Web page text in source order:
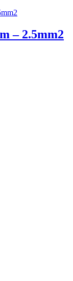
– 2.5mm2